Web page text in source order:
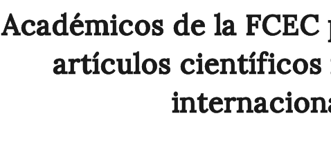
Académicos de la
artículos científicos